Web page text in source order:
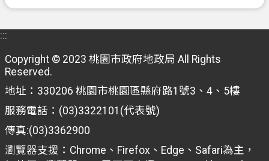
:::
Copyright © 2023 桃園市政府地政局 All Rights
Reserved.
地址：330206 桃園市桃園區縣府路1號3、4、5樓
服務電話：(03)3322101(代表號)
傳真:(03)3362900
瀏覽器支援：Chrome、Firefox、Edge、Safari為主，